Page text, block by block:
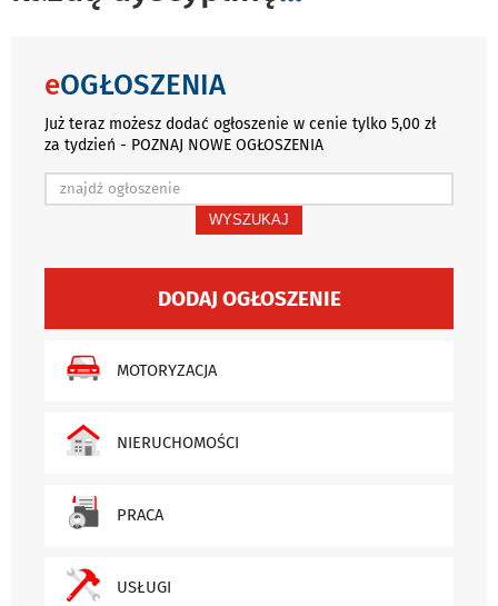
eOGŁOSZENIA
Już teraz możesz dodać ogłoszenie w cenie tylko 5,00 zł
za tydzień - POZNAJ NOWE OGŁOSZENIA
WYSZUKAJ
DODAJ OGŁOSZENIE
MOTORYZACJA
NIERUCHOMOŚCI
PRACA
USŁUGI